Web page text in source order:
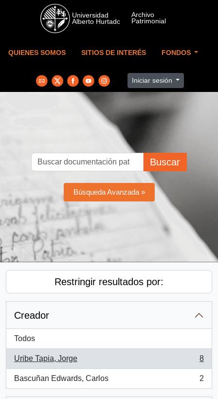
Skip to main content
QUIENES SOMOS SITIOS DE INTERÉS FONDOS
Iniciar sesión
Buscar
Búsqueda Avanzada »
Restringir resultados por:
Creador
Todos
Uribe Tapia, Jorge
, 8 resultados
8
Bascuñan Edwards, Carlos
, 2 resultados
2